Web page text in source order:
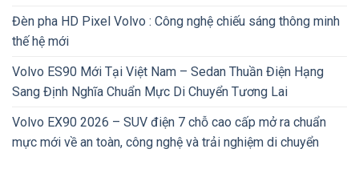
Đèn pha HD Pixel Volvo : Công nghệ chiếu sáng thông minh
thế hệ mới
Volvo ES90 Mới Tại Việt Nam – Sedan Thuần Điện Hạng
Sang Định Nghĩa Chuẩn Mực Di Chuyển Tương Lai
Volvo EX90 2026 – SUV điện 7 chỗ cao cấp mở ra chuẩn
mực mới về an toàn, công nghệ và trải nghiệm di chuyển